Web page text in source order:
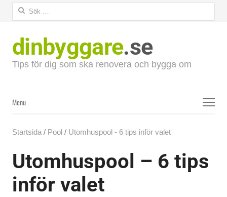
Sök
dinbyggare.se
Tips för dig som ska renovera och bygga om
Menu
Menu
Startsida / Pool / Utomhuspool - 6 tips inför valet
Utomhuspool – 6 tips
inför valet